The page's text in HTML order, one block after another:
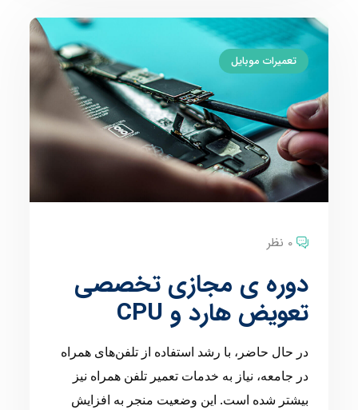
تعمیرات موبایل
0 نظر
دوره ی مجازی تخصصی
تعویض هارد و CPU
در حال حاضر، با رشد استفاده از تلفن‌های همراه
در جامعه، نیاز به خدمات تعمیر تلفن همراه نیز
بیشتر شده است. این وضعیت منجر به افزایش